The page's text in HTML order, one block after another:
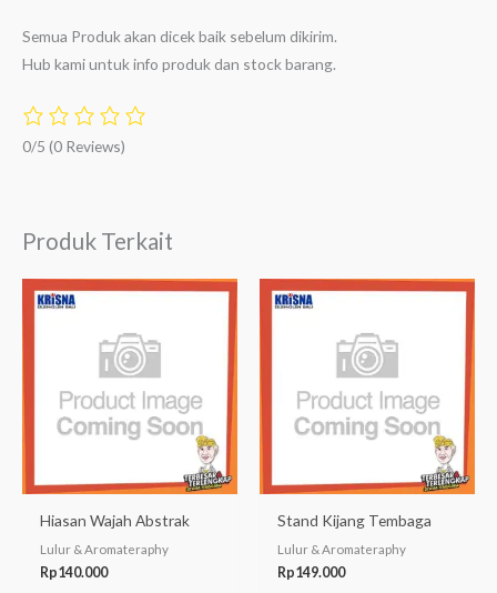
Semua Produk akan dicek baik sebelum dikirim.
Hub kami untuk info produk dan stock barang.
0/5 (0 Reviews)
Produk Terkait
Hiasan Wajah Abstrak
Lulur & Aromateraphy
Rp140.000
Stand Kijang Tembaga
Lulur & Aromateraphy
Rp149.000